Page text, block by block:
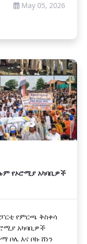
May 05, 2026
የኦሮሚያ አካባቢዎች
የምርጫ ቅስቀሳ
አካባቢዎች
ቦሌ እና ቦኩ ሸነን